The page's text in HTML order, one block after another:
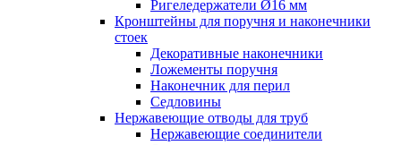
Ригеледержатели Ø16 мм
Кронштейны для поручня и наконечники
стоек
Декоративные наконечники
Ложементы поручня
Наконечник для перил
Седловины
Нержавеющие отводы для труб
Нержавеющие соединители